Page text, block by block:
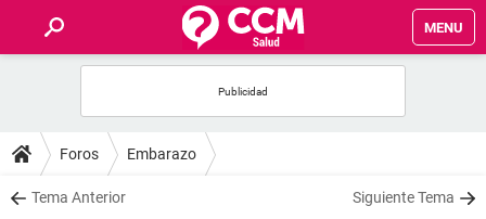
MENU
FOROS
SALUD
Foros Embarazo
Tema Anterior Siguiente Tema